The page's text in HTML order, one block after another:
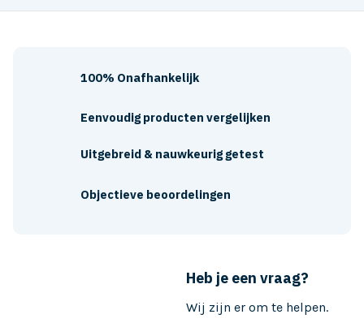
Heb je een vraag?
Wij zijn er om te helpen.
100% Onafhankelijk
Eenvoudig producten vergelijken
Uitgebreid & nauwkeurig getest
Objectieve beoordelingen